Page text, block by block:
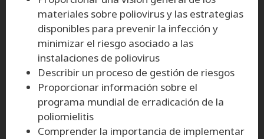
materiales sobre poliovirus y las estrategias
disponibles para prevenir la infección y
minimizar el riesgo asociado a las
instalaciones de poliovirus
Describir un proceso de gestión de riesgos
Proporcionar información sobre el
programa mundial de erradicación de la
poliomielitis
Comprender la importancia de implementar